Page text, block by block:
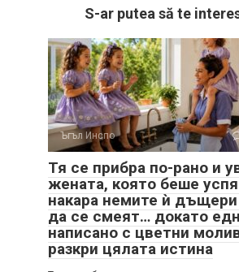
S-ar putea să te
Ъгъл Инспо
Тя се прибра по-рано и
жената, която беше
накара немите ѝ
да се смеят… докато
написано с цветни
разкри цялата истина